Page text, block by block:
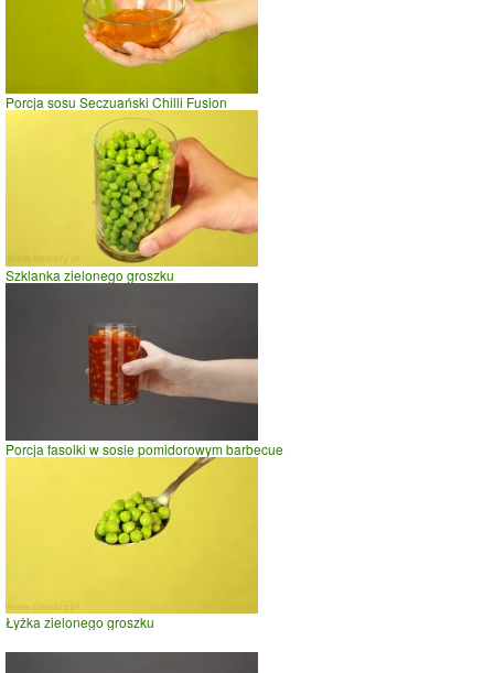
Porcja sosu Seczuański Chilli Fusion
Szklanka zielonego groszku
Porcja fasolki w sosie pomidorowym barbecue
Łyżka zielonego groszku